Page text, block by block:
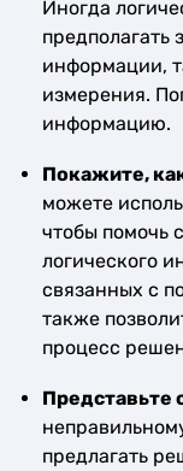
Иногда
предполагать
информации,
измерения.
информацию.
Покажите,
можете
чтобы помочь
логического
связанных с
также
процесс
Представьте
предлагать